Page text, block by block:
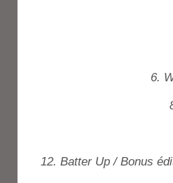
6.
12. Batter Up / Bonus